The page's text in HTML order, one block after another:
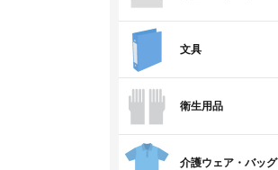
文具
衛生用品
介護ウェア・バッグ